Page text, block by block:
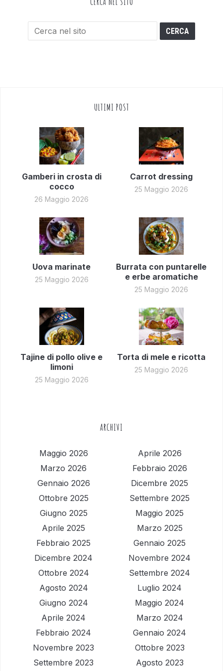
ULTIMI POST
Gamberi in crosta di
cocco
26 Maggio 2026
Carrot dressing
25 Maggio 2026
Uova marinate
25 Maggio 2026
Burrata con puntarelle
e erbe aromatiche
25 Maggio 2026
Tajine di pollo olive e
limoni
25 Maggio 2026
Torta di mele e ricotta
25 Maggio 2026
ARCHIVI
Maggio 2026
Aprile 2026
Marzo 2026
Febbraio 2026
Gennaio 2026
Dicembre 2025
Ottobre 2025
Settembre 2025
Giugno 2025
Maggio 2025
Aprile 2025
Marzo 2025
Febbraio 2025
Gennaio 2025
Dicembre 2024
Novembre 2024
Ottobre 2024
Settembre 2024
Agosto 2024
Luglio 2024
Giugno 2024
Maggio 2024
Aprile 2024
Marzo 2024
Febbraio 2024
Gennaio 2024
Novembre 2023
Ottobre 2023
Settembre 2023
Agosto 2023